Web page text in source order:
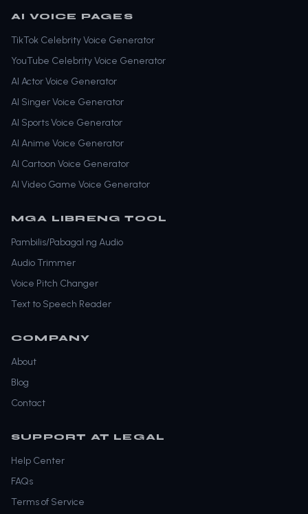
AI VOICE PAGES
TikTok Celebrity Voice Generator
YouTube Celebrity Voice Generator
AI Actor Voice Generator
AI Singer Voice Generator
AI Sports Voice Generator
AI Anime Voice Generator
AI Cartoon Voice Generator
AI Video Game Voice Generator
MGA LIBRENG TOOL
Pambilis/Pabagal ng Audio
Audio Trimmer
Voice Pitch Changer
Text to Speech Reader
COMPANY
About
Blog
Contact
SUPPORT AT LEGAL
Help Center
FAQs
Terms of Service